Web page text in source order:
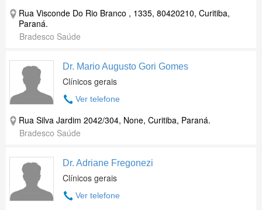
Rua Visconde Do Rio Branco , 1335, 80420210, Curitiba,
Paraná.
Bradesco Saúde
Dr. Mario Augusto Gori Gomes
Clínicos gerais
Ver telefone
Rua Silva Jardim 2042/304, None, Curitiba, Paraná.
Bradesco Saúde
Dr. Adriane Fregonezi
Clínicos gerais
Ver telefone